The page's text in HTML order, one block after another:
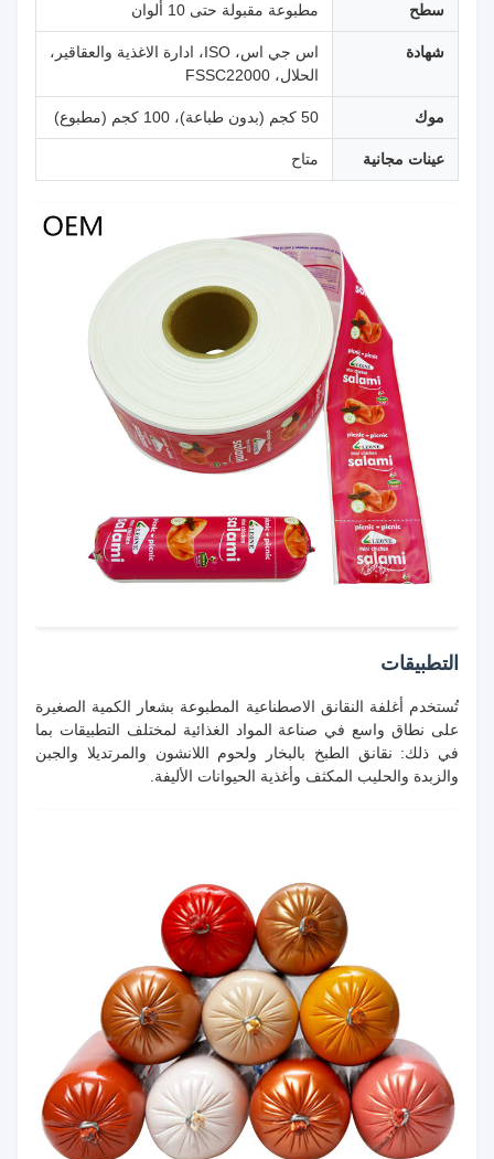
سطح مطبوعة مقبولة حتى 10 ألوان
شهادة
اس جي اس، ISO، ادارة الاغذية والعقاقير،
الحلال، FSSC22000
موك 50 كجم (بدون طباعة)، 100 كجم (مطبوع)
عينات مجانية متاح
التطبيقات
تُستخدم أغلفة النقانق الاصطناعية المطبوعة بشعار الكمية الصغيرة
على نطاق واسع في صناعة المواد الغذائية لمختلف التطبيقات بما
في ذلك: نقانق الطبخ بالبخار ولحوم اللانشون والمرتديلا والجبن
والزبدة والحليب المكثف وأغذية الحيوانات الأليفة.